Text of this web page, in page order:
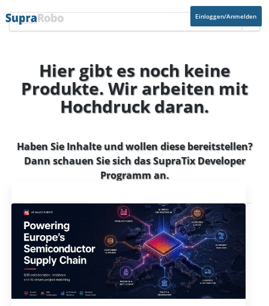
Einloggen/Anmelden
Hier gibt es noch keine
Produkte. Wir arbeiten mit
Hochdruck daran.
Haben Sie Inhalte und wollen diese bereitstellen?
Dann schauen Sie sich dasSupraTix Developer
Programman.